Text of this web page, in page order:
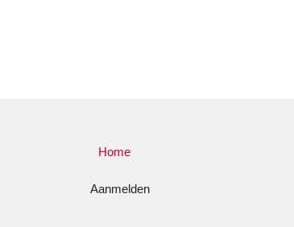
Home
Aanmelden